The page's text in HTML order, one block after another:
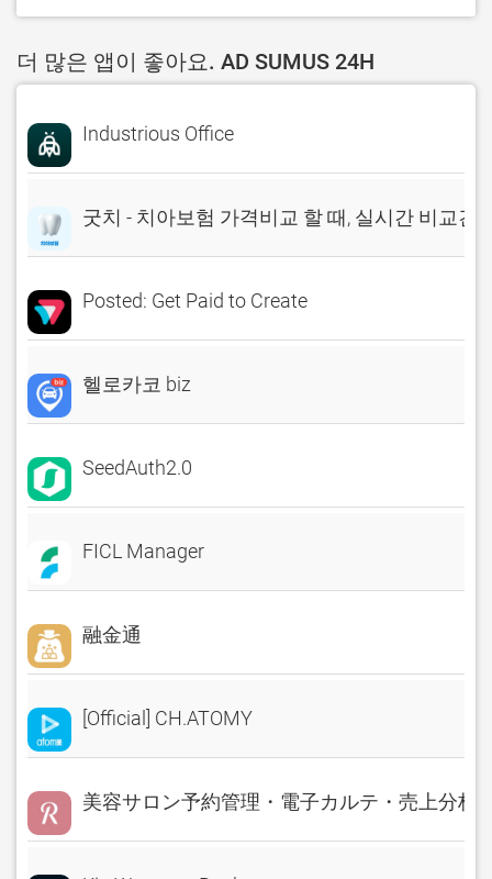
더 많은 앱이 좋아요. AD SUMUS 24H
Industrious Office
굿치 - 치아보험 가격비교 할 때, 실시간 비교견
Posted: Get Paid to Create
헬로카코 biz
SeedAuth2.0
FICL Manager
融金通
[Official] CH.ATOMY
美容サロン予約管理・電子カルテ・売上分析